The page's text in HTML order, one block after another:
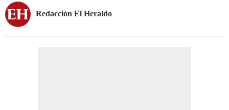
Redacción El Heraldo